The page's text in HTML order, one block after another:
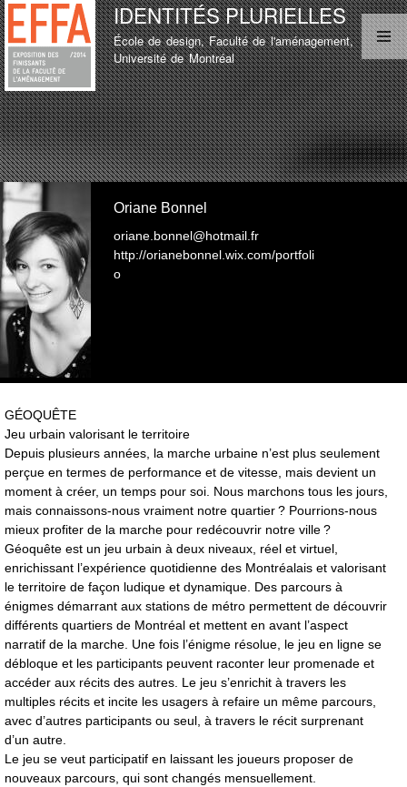
Aller au
contenu
principal
IDENTITÉS PLURIELLES
École de design, Faculté de l'aménagement,
Université de Montréal
MENU PRINCIPAL
LISTE D'ÉTUDIANT
TEST
LISTE D'ÉTUDIANT
Oriane Bonnel
oriane.bonnel@hotmail.fr
http://orianebonnel.wix.com/portfoli
o
GÉOQUÊTE
Jeu urbain valorisant le territoire
Depuis plusieurs années, la marche urbaine n’est plus seulement
perçue en termes de performance et de vitesse, mais devient un
moment à créer, un temps pour soi. Nous marchons tous les jours,
mais connaissons-nous vraiment notre quartier ? Pourrions-nous
mieux profiter de la marche pour redécouvrir notre ville ?
Géoquête est un jeu urbain à deux niveaux, réel et virtuel,
enrichissant l’expérience quotidienne des Montréalais et valorisant
le territoire de façon ludique et dynamique. Des parcours à
énigmes démarrant aux stations de métro permettent de découvrir
différents quartiers de Montréal et mettent en avant l’aspect
narratif de la marche. Une fois l’énigme résolue, le jeu en ligne se
débloque et les participants peuvent raconter leur promenade et
accéder aux récits des autres. Le jeu s’enrichit à travers les
multiples récits et incite les usagers à refaire un même parcours,
avec d’autres participants ou seul, à travers le récit surprenant
d’un autre.
Le jeu se veut participatif en laissant les joueurs proposer de
nouveaux parcours, qui sont changés mensuellement.